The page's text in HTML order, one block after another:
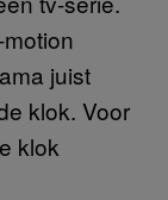
juist
klok. Voor
klok